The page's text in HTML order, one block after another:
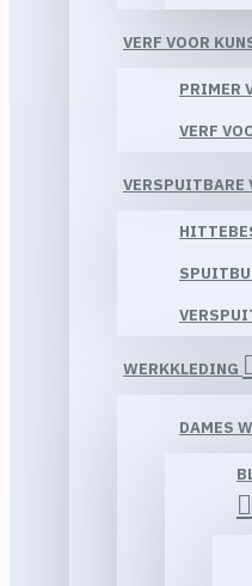
VERF VOOR
PRIMER
VERF
VERSPUITBARE
WERKKLEDING
DAMES